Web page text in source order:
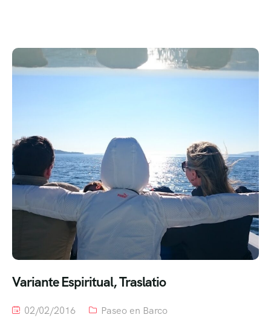
Variante Espiritual, Traslatio
02/02/2016
Paseo en Barco